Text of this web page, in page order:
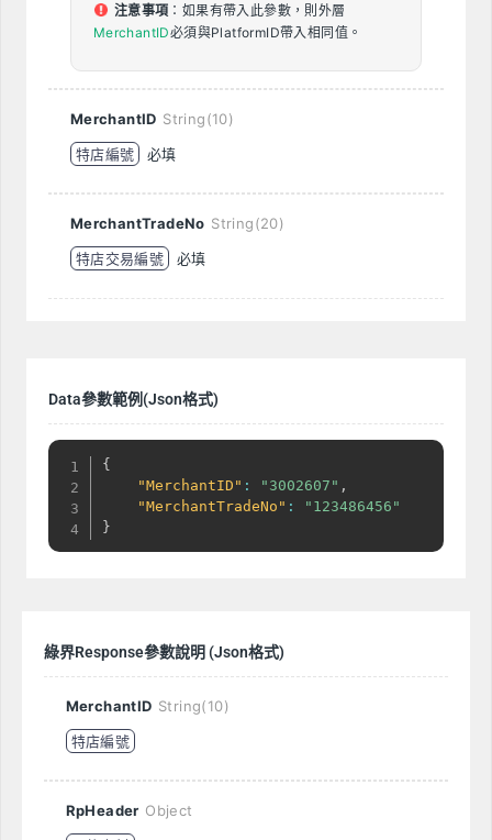
注意事項 ：如果有帶入此參數，則外層
MerchantID必須與PlatformID帶入相同值。
MerchantID String(10)
特店編號
必填
MerchantTradeNo String(20)
特店交易編號
必填
Data參數範例(Json格式)
{
"MerchantID" : "3002607" ,
"MerchantTradeNo" :
"123486456"
}
綠界Response參數說明 (Json格式)
MerchantID String(10)
特店編號
RpHeader Object